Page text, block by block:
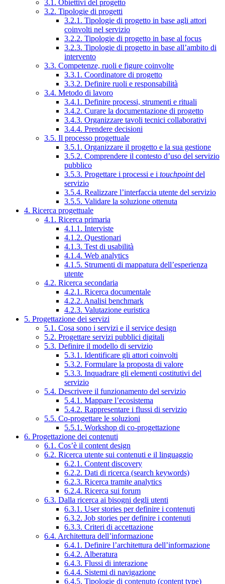
3.1. Obiettivi del progetto
3.2. Tipologie di progetti
3.2.1. Tipologie di progetto in base agli attori
coinvolti nel servizio
3.2.2. Tipologie di progetto in base al focus
3.2.3. Tipologie di progetto in base all’ambito di
intervento
3.3. Competenze, ruoli e figure coinvolte
3.3.1. Coordinatore di progetto
3.3.2. Definire ruoli e responsabilità
3.4. Metodo di lavoro
3.4.1. Definire processi, strumenti e rituali
3.4.2. Curare la documentazione di progetto
3.4.3. Organizzare tavoli tecnici collaborativi
3.4.4. Prendere decisioni
3.5. Il processo progettuale
3.5.1. Organizzare il progetto e la sua gestione
3.5.2. Comprendere il contesto d’uso del servizio
pubblico
3.5.3. Progettare i processi e i touchpointdel
servizio
3.5.4. Realizzare l’interfaccia utente del servizio
3.5.5. Validare la soluzione ottenuta
4. Ricerca progettuale
4.1. Ricerca primaria
4.1.1. Interviste
4.1.2. Questionari
4.1.3. Test di usabilità
4.1.4. Web analytics
4.1.5. Strumenti di mappatura dell’esperienza
utente
4.2. Ricerca secondaria
4.2.1. Ricerca documentale
4.2.2. Analisi benchmark
4.2.3. Valutazione euristica
5. Progettazione dei servizi
5.1. Cosa sono i servizi e il service design
5.2. Progettare servizi pubblici digitali
5.3. Definire il modello di servizio
5.3.1. Identificare gli attori coinvolti
5.3.2. Formulare la proposta di valore
5.3.3. Inquadrare gli elementi costitutivi del
servizio
5.4. Descrivere il funzionamento del servizio
5.4.1. Mappare l’ecosistema
5.4.2. Rappresentare i flussi di servizio
5.5. Co-progettare le soluzioni
5.5.1. Workshop di co-progettazione
6. Progettazione dei contenuti
6.1. Cos’è il content design
6.2. Ricerca utente sui contenuti e il linguaggio
6.2.1. Content discovery
6.2.2. Dati di ricerca (search keywords)
6.2.3. Ricerca tramite analytics
6.2.4. Ricerca sui forum
6.3. Dalla ricerca ai bisogni degli utenti
6.3.1. User stories per definire i contenuti
6.3.2. Job stories per definire i contenuti
6.3.3. Criteri di accettazione
6.4. Architettura dell’informazione
6.4.1. Definire l’architettura dell’informazione
6.4.2. Alberatura
6.4.3. Flussi di interazione
6.4.4. Sistemi di navigazione
6.4.5. Tipologie di contenuto (content type)